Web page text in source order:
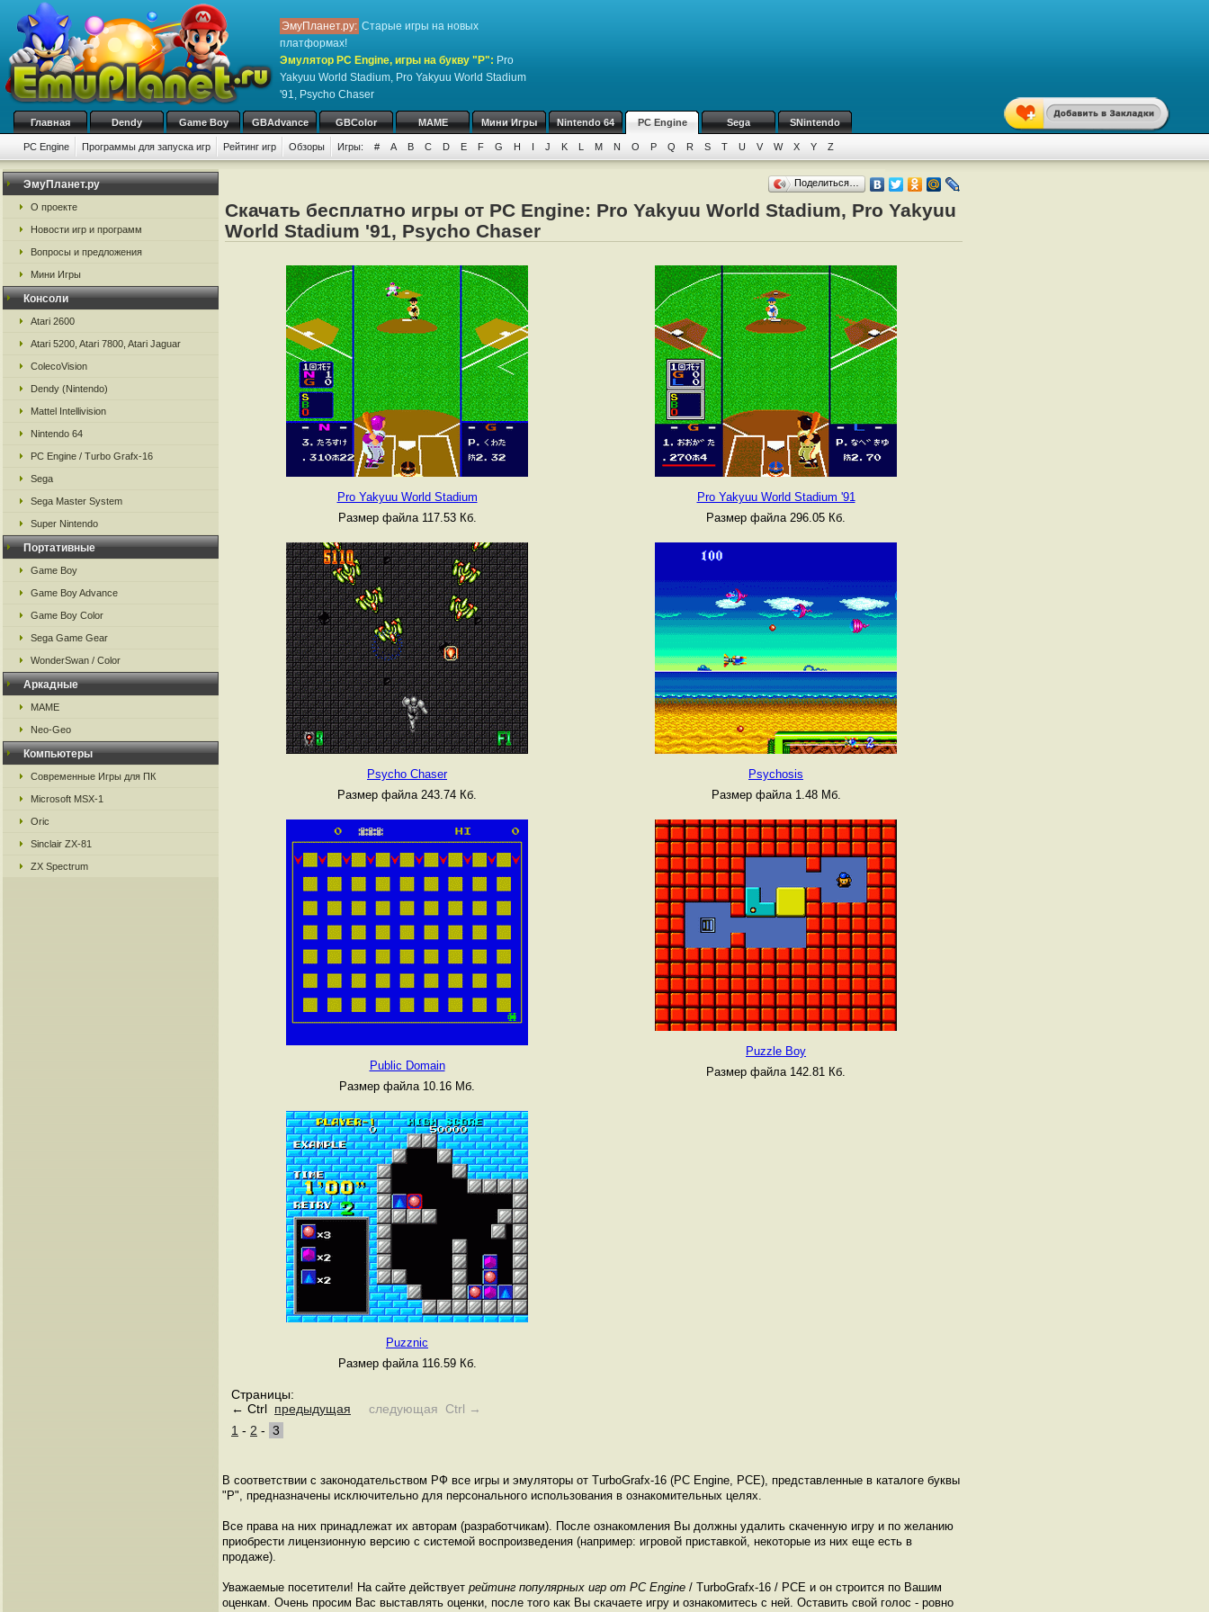
ЭмуПланет.ру: Старые игры на новых
платформах!
Эмулятор PC Engine, игры на букву "P": Pro
Yakyuu World Stadium, Pro Yakyuu World Stadium
'91, Psycho Chaser
Главная Dendy Game Boy GBAdvance GBColor MAME Мини Игры Nintendo 64 PC Engine Sega SNintendo
PC Engine Программы для запуска игр Рейтинг игр Обзоры Игры: # A B C D E F G H I J K L M N O P Q R S T U V W X Y Z
ЭмуПланет.ру
О проекте
Новости игр и программ
Вопросы и предложения
Мини Игры
Консоли
Atari 2600
Atari 5200, Atari 7800, Atari Jaguar
ColecoVision
Dendy (Nintendo)
Mattel Intellivision
Nintendo 64
PC Engine / Turbo Grafx-16
Sega
Sega Master System
Super Nintendo
Портативные
Game Boy
Game Boy Advance
Game Boy Color
Sega Game Gear
WonderSwan / Color
Аркадные
MAME
Neo-Geo
Компьютеры
Современные Игры для ПК
Microsoft MSX-1
Oric
Sinclair ZX-81
ZX Spectrum
Поделиться…
Скачать бесплатно игры от PC Engine: Pro Yakyuu World Stadium, Pro Yakyuu
World Stadium '91, Psycho Chaser
Pro Yakyuu World Stadium
Размер файла 117.53 Кб.
Pro Yakyuu World Stadium '91
Размер файла 296.05 Кб.
Psycho Chaser
Размер файла 243.74 Кб.
Psychosis
Размер файла 1.48 Мб.
Public Domain
Размер файла 10.16 Мб.
Puzzle Boy
Размер файла 142.81 Кб.
Puzznic
Размер файла 116.59 Кб.
Страницы:
← Ctrl предыдущая
следующая Ctrl →
1 - 2 - 3
В соответствии с законодательством РФ все игры и эмуляторы от TurboGrafx-16 (PC Engine, PCE), представленные в каталоге буквы
"P", предназначены исключительно для персонального использования в ознакомительных целях.
Все права на них принадлежат их авторам (разработчикам). После ознакомления Вы должны удалить скаченную игру и по желанию
приобрести лицензионную версию с системой воспроизведения (например: игровой приставкой, некоторые из них еще есть в
продаже).
Уважаемые посетители! На сайте действует рейтинг популярных игр от PC Engine / TurboGrafx-16 / PCE и он строится по Вашим
оценкам. Очень просим Вас выставлять оценки, после того как Вы скачаете игру и ознакомитесь с ней. Оставить свой голос - ровно